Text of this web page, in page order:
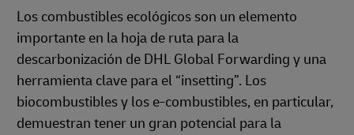
Los combustibles ecológicos son un elemento
importante en la hoja de ruta para la
descarbonización de DHL Global Forwarding y una
herramienta clave para el “insetting”. Los
biocombustibles y los e-combustibles, en particular,
demuestran tener un gran potencial para la